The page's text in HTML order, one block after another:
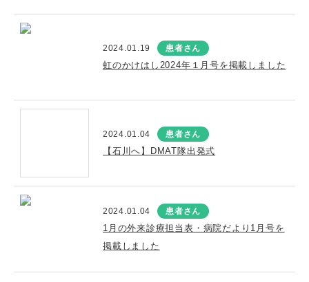
2024.01.19 患者さん
虹のかけはし2024年１月号を掲載しました
2024.01.04 患者さん
【石川へ】DMAT隊出発式
2024.01.04 患者さん
1月の外来診療担当表・病院だより1月号を
掲載しました